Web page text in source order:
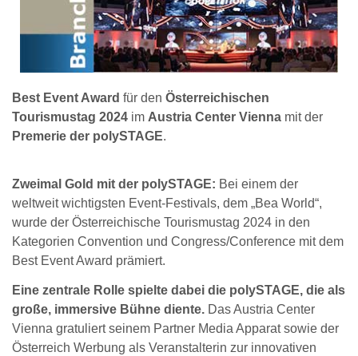
Best Event Award für den Österreichischen
Tourismustag 2024 im Austria Center Vienna mit der
Premerie der polySTAGE.
Zweimal Gold mit der polySTAGE: Bei einem der
weltweit wichtigsten Event-Festivals, dem „Bea World“,
wurde der Österreichische Tourismustag 2024 in den
Kategorien Convention und Congress/Conference mit dem
Best Event Award prämiert.
Eine zentrale Rolle spielte dabei die polySTAGE, die als
große, immersive Bühne diente. Das Austria Center
Vienna gratuliert seinem Partner Media Apparat sowie der
Österreich Werbung als Veranstalterin zur innovativen